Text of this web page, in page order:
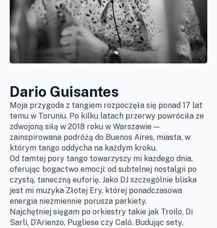
Dario Guisantes
Moja przygoda z tangiem rozpoczęła się ponad 17 lat
temu w Toruniu. Po kilku latach przerwy powróciła ze
zdwojoną siłą w 2018 roku w Warszawie —
zainspirowana podróżą do Buenos Aires, miasta, w
którym tango oddycha na każdym kroku.
Od tamtej pory tango towarzyszy mi każdego dnia,
oferując bogactwo emocji: od subtelnej nostalgii po
czystą, taneczną euforię. Jako DJ szczególnie bliska
jest mi muzyka Złotej Ery, której ponadczasowa
energia niezmiennie porusza parkiety.
Najchętniej sięgam po orkiestry takie jak Troilo, Di
Sarli, D’Arienzo, Pugliese czy Caló. Budując sety,